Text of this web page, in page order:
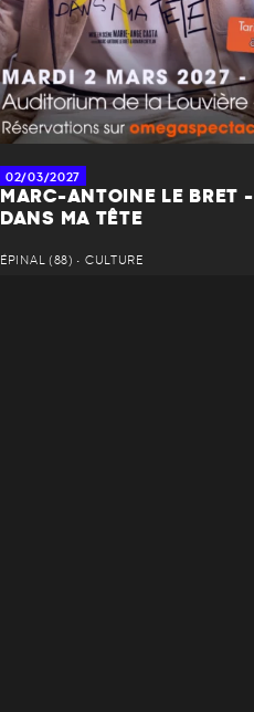
02/03/2027
MARC-ANTOINE LE BRET -
DANS MA TÊTE
ÉPINAL (88) • CULTURE